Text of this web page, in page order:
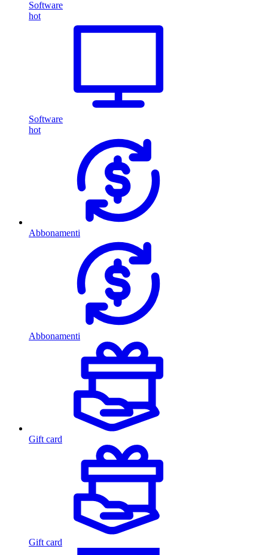
Software
hot
Software
hot
Abbonamenti
Abbonamenti
Gift card
Gift card